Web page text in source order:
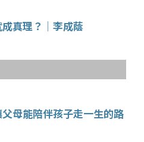
真理？｜李成蔭
母能陪伴孩子走一生的路